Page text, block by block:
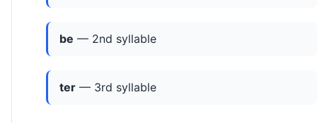
be — 2nd syllable
ter — 3rd syllable